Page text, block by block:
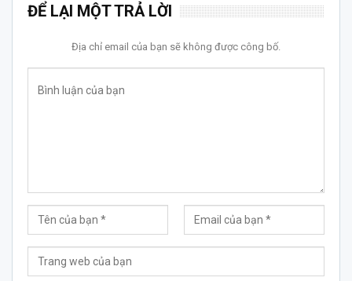
ĐỂ LẠI MỘT TRẢ LỜI
Địa chỉ email của bạn sẽ không được công bố.